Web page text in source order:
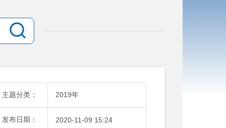
主题分类： 2019年
发布日期： 2020-11-09 15:24